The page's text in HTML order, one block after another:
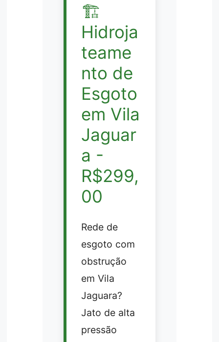
🏗️
Hidroja
teame
nto de
Esgoto
em Vila
Jaguar
a -
R$299,
00
Rede de
esgoto com
obstrução
em Vila
Jaguara?
Jato de alta
pressão